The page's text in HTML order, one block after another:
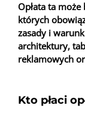
Opłata ta
których
zasady i
architektury,
reklamowych
Kto płaci